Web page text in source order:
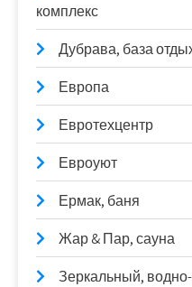
комплекс
Дубрава, база
Европа
Евротехцентр
Евроуют
Ермак, баня
Жар & Пар, сауна
Зеркальный,